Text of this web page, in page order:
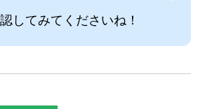
してみてくださいね！